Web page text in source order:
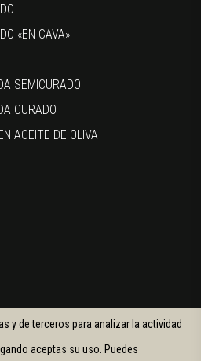
«EN CAVA»
SEMICURADO
CURADO
ACEITE DE OLIVA
y de terceros para analizar la actividad
aceptas su uso. Puedes